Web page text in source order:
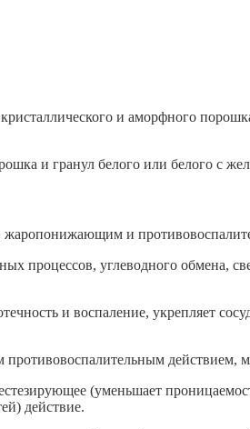
и аморфного
и гранул белого или белого с
и
процессов, углеводного обмена,
и воспаление, укрепляет
действием,
(уменьшает
действие.